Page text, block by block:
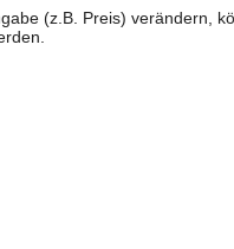
(z.B. Preis) verändern,